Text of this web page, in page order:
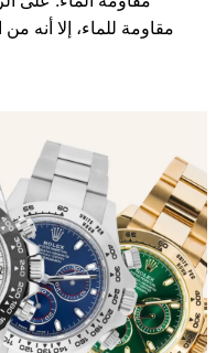
مقاومة للماء، إلا أنه